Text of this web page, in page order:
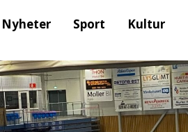
Nyheter Sport Kultur